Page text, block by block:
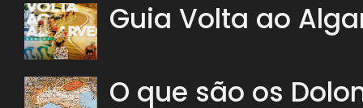
Guia Volta ao
O que são os